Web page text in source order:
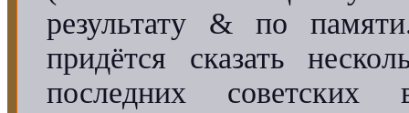
результату & по
придётся сказать
последних